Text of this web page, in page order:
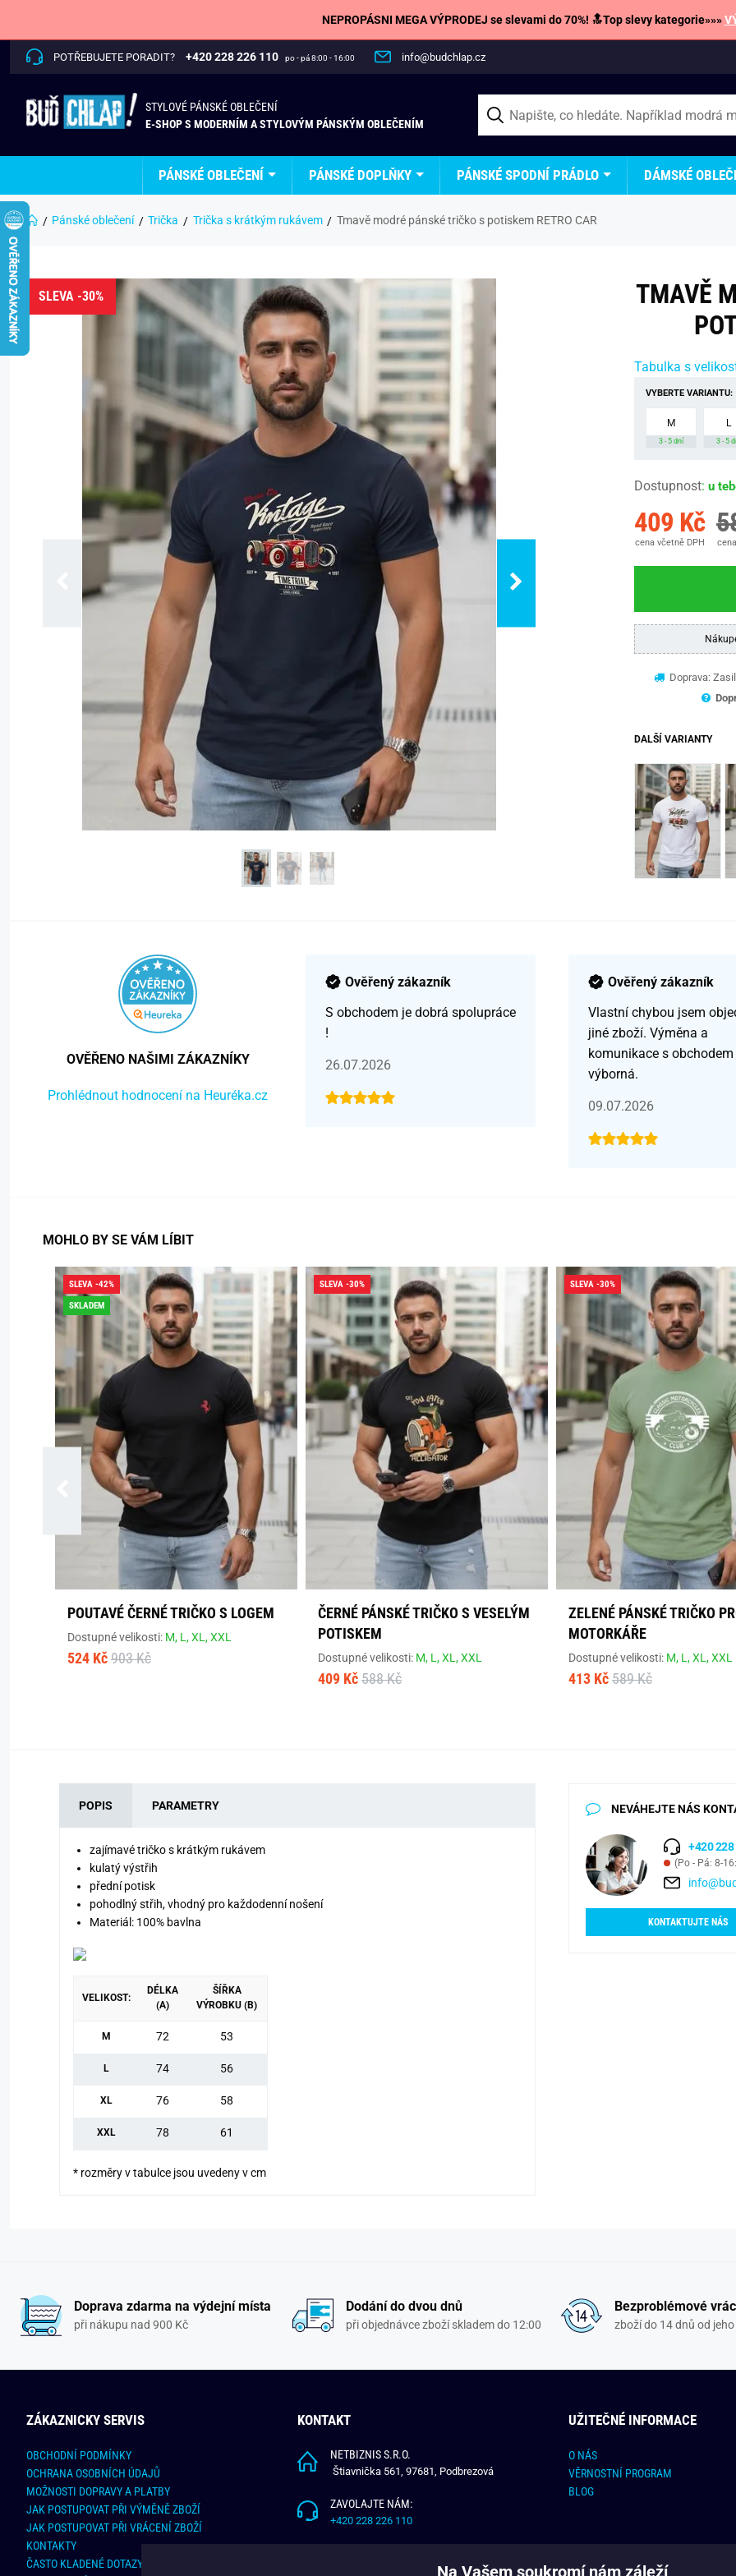
NEPROPÁSNI MEGA VÝPRODEJ se slevami do 70%! 🔝Top slevy kategorie»»»
POTŘEBUJETE PORADIT? +420 228 226 110 po - pá 8:00 - 16:00 info@budchlap.cz
STYLOVÉ PÁNSKÉ OBLEČENÍ
E-SHOP S MODERNÍM A STYLOVÝM PÁNSKÝM OBLEČENÍM
PÁNSKÉ OBLEČENÍ PÁNSKÉ DOPLŇKY PÁNSKÉ SPODNÍ PRÁDLO DÁMSKÉ
Pánské oblečení Trička Trička s krátkým rukávem Tmavě modré pánské tričko s potiskem RETRO CAR
SLEVA -30%
TMAVĚ
Tabulka s
VYBERTE VARIANTU:
M
3 - 5 dní
L
3 - 5
Dostupnost: u
409 Kč
cena včetně DPH
Doprava:
DALŠÍ VARIANTY
OVĚŘENO NAŠIMI ZÁKAZNÍKY
Prohlédnout hodnocení na Heuréka.cz
Ověřený zákazník
S obchodem je dobrá spolupráce
!
26.07.2026
Ověřený zákazník
Vlastní chybou jsem
jiné zboží. Výměna a
komunikace s obchodem
výborná.
09.07.2026
MOHLO BY SE VÁM LÍBIT
SLEVA -42%
SKLADEM
POUTAVÉ ČERNÉ TRIČKO S LOGEM
Dostupné velikosti: M, L,XL,XXL
524 Kč 903 Kč
SLEVA -30%
ČERNÉ PÁNSKÉ TRIČKO S VESELÝM
POTISKEM
Dostupné velikosti: M, L,XL,XXL
409 Kč 588 Kč
SLEVA -30%
ZELENÉ PÁNSKÉ TRIČKO
MOTORKÁŘE
Dostupné velikosti: M, L,XL,XXL
413 Kč 589 Kč
POPIS PARAMETRY
zajímavé tričko s krátkým rukávem
kulatý výstřih
přední potisk
pohodlný střih, vhodný pro každodenní nošení
Materiál: 100% bavlna
VELIKOST:
DÉLKA
(A)
ŠÍŘKA
VÝROBKU (B)
M 72 53
L 74 56
XL 76 58
XXL 78 61
* rozměry v tabulce jsou uvedeny v cm
NEVÁHEJTE NÁS
+420 228
(Po - Pá: 8-
KONTAKTUJTE NÁS
Doprava zdarma na výdejní místa
při nákupu nad 900 Kč
Dodání do dvou dnů
při objednávce zboží skladem do 12:00
Bezproblémové
zboží do 14 dnů od
ZÁKAZNICKY SERVIS
OBCHODNÍ PODMÍNKY
OCHRANA OSOBNÍCH ÚDAJŮ
MOŽNOSTI DOPRAVY A PLATBY
JAK POSTUPOVAT PŘI VÝMĚNĚ ZBOŽÍ
JAK POSTUPOVAT PŘI VRÁCENÍ ZBOŽÍ
KONTAKTY
ČASTO KLADENÉ DOTAZY
KONTAKT
NETBIZNIS S.R.O.
Štiavnička 561, 97681, Podbrezová
ZAVOLAJTE NÁM:
+420 228 226 110
UŽITEČNÉ INFORMACE
O NÁS
VĚRNOSTNÍ PROGRAM
BLOG
Na Vašem soukromí nám záleží